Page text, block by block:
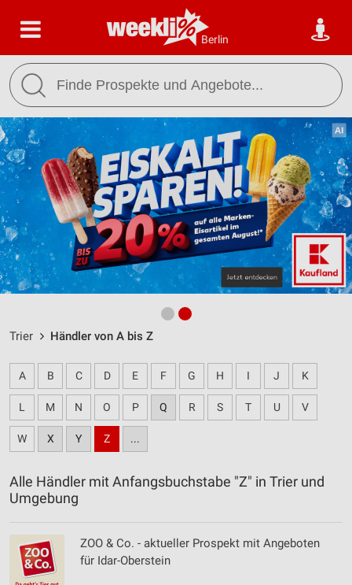
Berlin
Trier Händler von A bis Z
A B C D E F G H I J K
L M N O P Q R S T U V
W X Y Z ...
Alle Händler mit Anfangsbuchstabe "Z" in Trier und
Umgebung
ZOO & Co. - aktueller Prospekt mit Angeboten
für Idar-Oberstein